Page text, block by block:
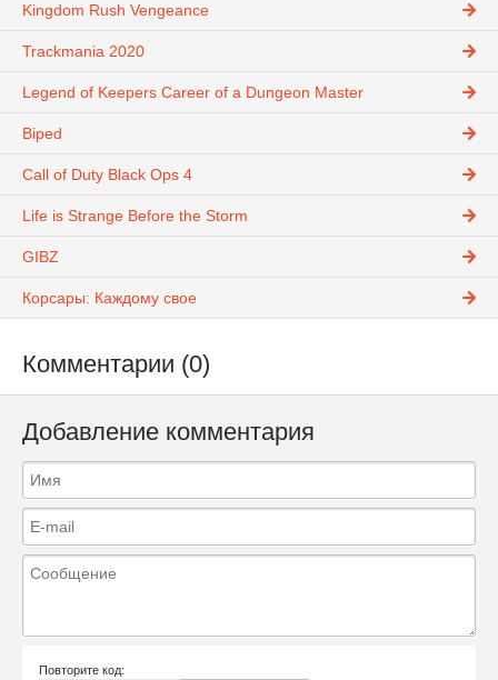
Kingdom Rush Vengeance
Trackmania 2020
Legend of Keepers Career of a Dungeon Master
Biped
Call of Duty Black Ops 4
Life is Strange Before the Storm
GIBZ
Корсары: Каждому свое
Комментарии (0)
Добавление комментария
Повторите код: